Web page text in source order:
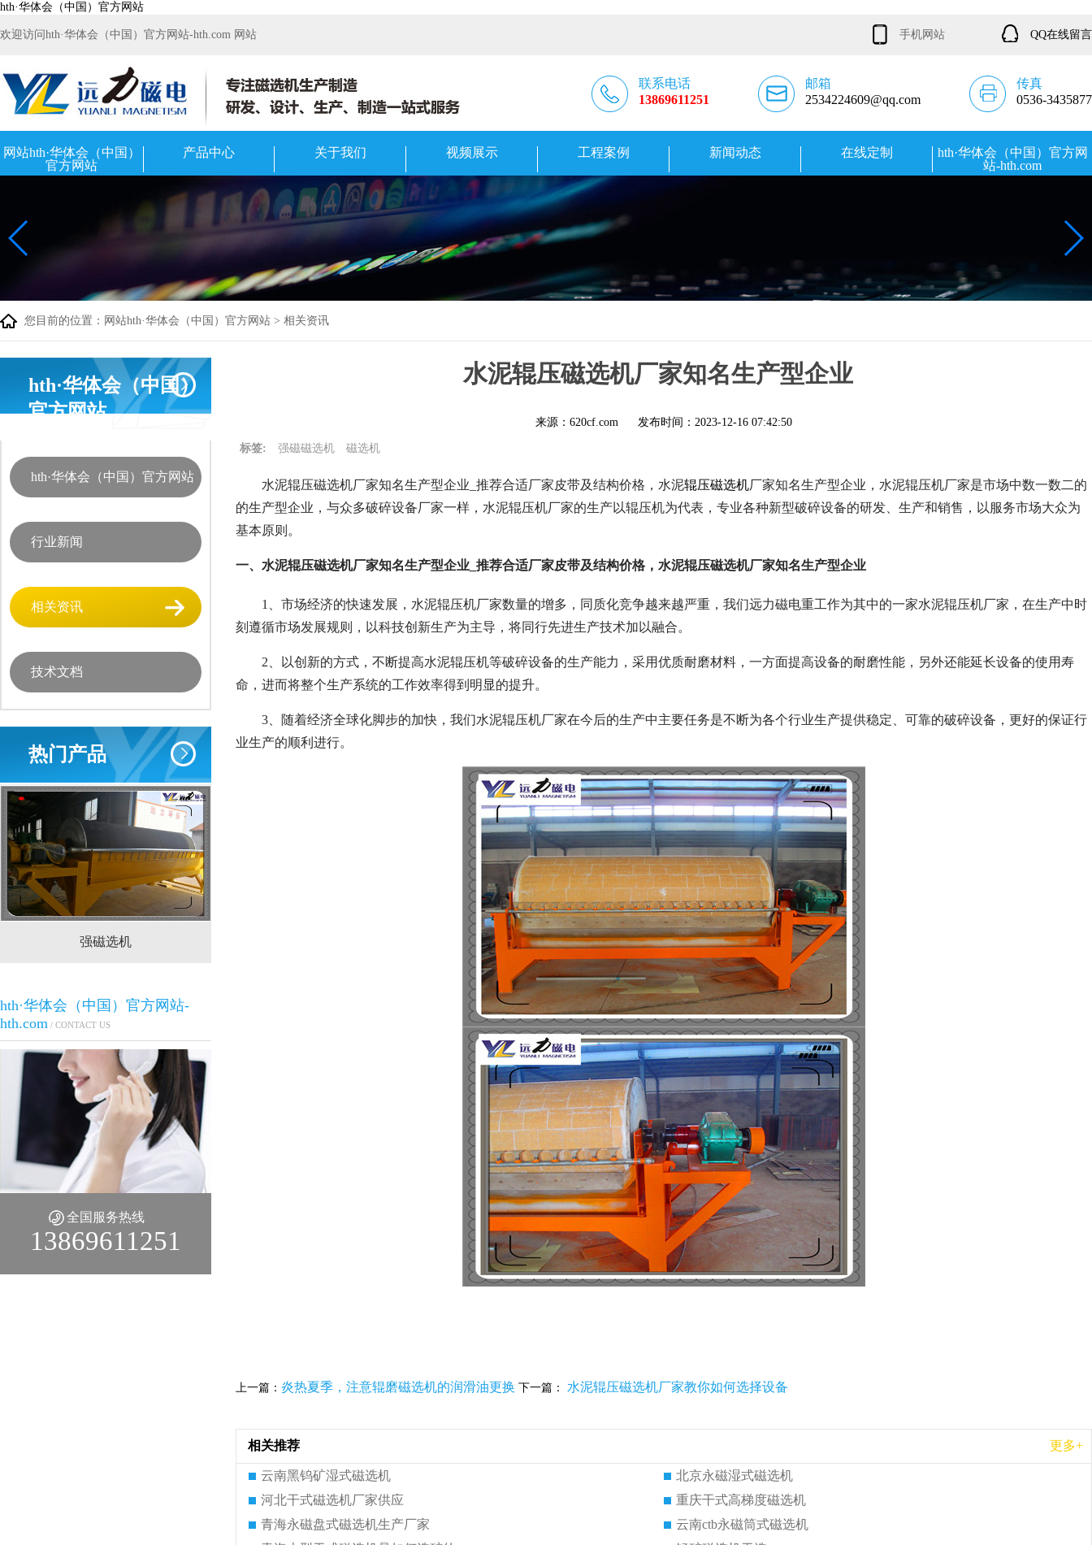
hth·华体会（中国）官方网站
欢迎访问hth·华体会（中国）官方网站-hth.com 网站 手机网站 QQ在线留言
联系电话
13869611251
邮箱
2534224609@qq.com
传真
0536-3435877
网站hth·华体会（中国）
官方网站
产品中心 关于我们 视频展示 工程案例 新闻动态 在线定制
hth·华体会（中国）官方网
站-hth.com
您目前的位置： 网站hth·华体会（中国）官方网站 > 相关资讯
hth·华体会（中国）
官方网站
hth·华体会（中国）官方网站
行业新闻
相关资讯
技术文档
热门产品
强磁选机 稀土永磁辊式强磁选机 RCT系列全磁永磁滚筒
hth·华体会（中国）官方网站-
hth.com / CONTACT US
全国服务热线
13869611251
水泥辊压磁选机厂家知名生产型企业
来源：620cf.com 发布时间： 2023-12-16 07:42:50
标签: 强磁磁选机 磁选机
水泥辊压磁选机厂家知名生产型企业_推荐合适厂家皮带及结构价格，水泥辊压磁选机厂家知名生产型企业，水泥辊压机厂家是市场中数一数二的
的生产型企业，与众多破碎设备厂家一样，水泥辊压机厂家的生产以辊压机为代表，专业各种新型破碎设备的研发、生产和销售，以服务市场大众为
基本原则。
一、水泥辊压磁选机厂家知名生产型企业_推荐合适厂家皮带及结构价格，水泥辊压磁选机厂家知名生产型企业
1、市场经济的快速发展，水泥辊压机厂家数量的增多，同质化竞争越来越严重，我们远力磁电重工作为其中的一家水泥辊压机厂家，在生产中时
刻遵循市场发展规则，以科技创新生产为主导，将同行先进生产技术加以融合。
2、以创新的方式，不断提高水泥辊压机等破碎设备的生产能力，采用优质耐磨材料，一方面提高设备的耐磨性能，另外还能延长设备的使用寿
命，进而将整个生产系统的工作效率得到明显的提升。
3、随着经济全球化脚步的加快，我们水泥辊压机厂家在今后的生产中主要任务是不断为各个行业生产提供稳定、可靠的破碎设备，更好的保证行
业生产的顺利进行。
上一篇： 炎热夏季，注意辊磨磁选机的润滑油更换 下一篇： 水泥辊压磁选机厂家教你如何选择设备
相关推荐 更多+
云南黑钨矿湿式磁选机
北京永磁湿式磁选机
河北干式磁选机厂家供应
重庆干式高梯度磁选机
青海永磁盘式磁选机生产厂家
云南ctb永磁筒式磁选机